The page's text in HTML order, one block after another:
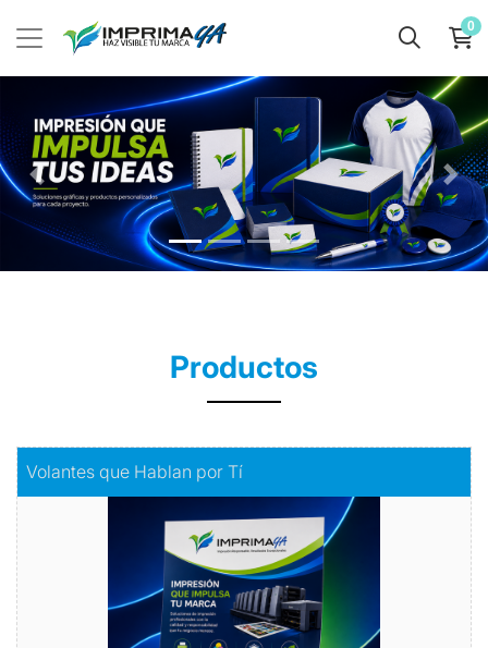
0
Productos
Volantes que Hablan por Tí
Volantes con Amor
Comprar
Comprar